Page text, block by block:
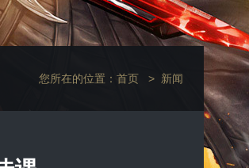
您所在的位置： 首页 > 新闻